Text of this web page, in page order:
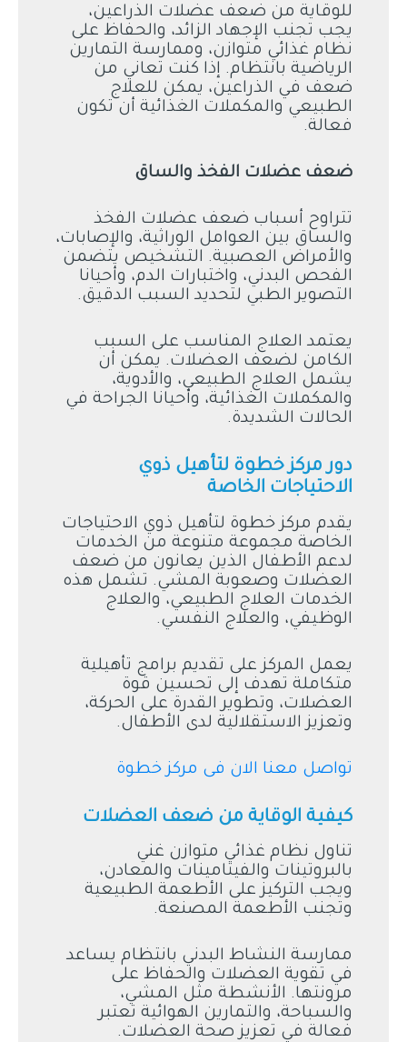
للوقاية من ضعف عضلات الذراعين،
يجب تجنب الإجهاد الزائد، والحفاظ على
نظام غذائي متوازن، وممارسة التمارين
الرياضية بانتظام. إذا كنت تعاني من
ضعف في الذراعين، يمكن للعلاج
الطبيعي والمكملات الغذائية أن تكون
فعالة.
ضعف عضلات الفخذ والساق
تتراوح أسباب ضعف عضلات الفخذ
والساق بين العوامل الوراثية، والإصابات،
والأمراض العصبية. التشخيص يتضمن
الفحص البدني، واختبارات الدم، وأحيانا
التصوير الطبي لتحديد السبب الدقيق.
يعتمد العلاج المناسب على السبب
الكامن لضعف العضلات. يمكن أن
يشمل العلاج الطبيعي، والأدوية،
والمكملات الغذائية، وأحيانا الجراحة في
الحالات الشديدة.
دور مركز خطوة لتأهيل ذوي
الاحتياجات الخاصة
يقدم مركز خطوة لتأهيل ذوي الاحتياجات
الخاصة مجموعة متنوعة من الخدمات
لدعم الأطفال الذين يعانون من ضعف
العضلات وصعوبة المشي. تشمل هذه
الخدمات العلاج الطبيعي، والعلاج
الوظيفي، والعلاج النفسي.
يعمل المركز على تقديم برامج تأهيلية
متكاملة تهدف إلى تحسين قوة
العضلات، وتطوير القدرة على الحركة،
وتعزيز الاستقلالية لدى الأطفال.
تواصل معنا الان فى مركز خطوة
كيفية الوقاية من ضعف العضلات
تناول نظام غذائي متوازن غني
بالبروتينات والفيتامينات والمعادن،
ويجب التركيز على الأطعمة الطبيعية
وتجنب الأطعمة المصنعة.
ممارسة النشاط البدني بانتظام يساعد
في تقوية العضلات والحفاظ على
مرونتها. الأنشطة مثل المشي،
والسباحة، والتمارين الهوائية تعتبر
فعالة في تعزيز صحة العضلات.